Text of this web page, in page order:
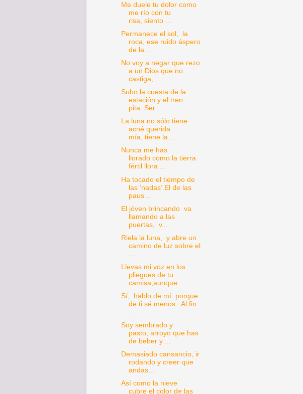
Me duele tu dolor como
me río con tu
risa, siento ...
Permanece el sol, la
roca, ese ruido áspero
de la...
No voy a negar que rezo
a un Dios que no
castiga, ...
Subo la cuesta de la
estación y el tren
pita. Ser...
La luna no sólo tiene
acné querida
mía, tiene la ...
Nunca me has
llorado como la tierra
fértil llora ...
Ha tocado el tiempo de
las ‘nadas’.El de las
paus...
El jóven brincando va
llamando a las
puertas, v...
Riela la luna, y abre un
camino de luz sobre el
Llevas mi voz en los
pliegues de tu
camisa,aunque ...
Sí, hablo de mí porque
de ti sé menos. Al fin
...
Soy sembrado y
pasto, arroyo que has
de beber y ...
Demasiado cansancio, ir
rodando y creer que
andas...
Así como la nieve
cubre el color de las